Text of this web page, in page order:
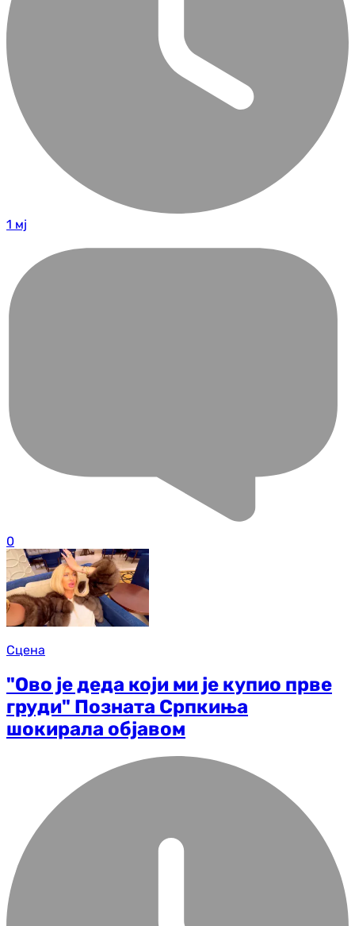
1 мј
0
Сцена
"Ово је деда који ми је купио прве
груди" Позната Српкиња
шокирала објавом